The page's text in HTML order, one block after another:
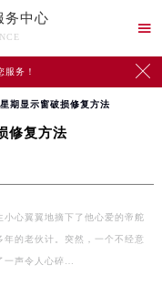
务中心

服务！ 
期显示窗破损修复方法
修复方法
心翼翼地摘下了他心爱的帝舵
的老伙计。突然，一个不经意
一声令人心碎…